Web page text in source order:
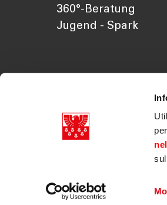
360°-Beratung
Jugend - Spark
Südtiroler Sparkasse AG
|
PSD2 | Gesetzliche